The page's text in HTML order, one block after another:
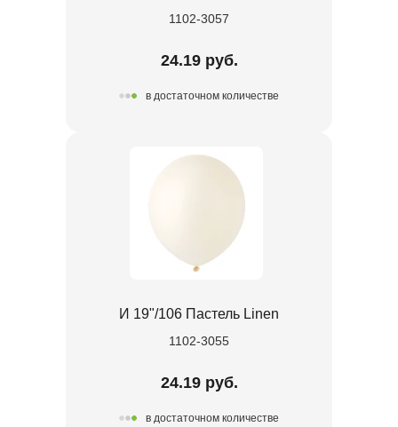
1102-3057
24.19 руб.
в достаточном количестве
И 19"/106 Пастель Linen
1102-3055
24.19 руб.
в достаточном количестве